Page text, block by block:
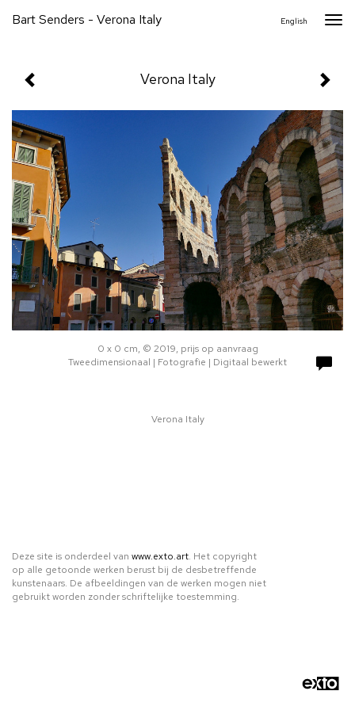
Bart Senders - Verona Italy English
Verona Italy
0 x 0 cm, © 2019, prijs op aanvraag
Tweedimensionaal | Fotografie | Digitaal bewerkt
Verona Italy
Deze site is onderdeel van www.exto.art. Het copyright
op alle getoonde werken berust bij de desbetreffende
kunstenaars. De afbeeldingen van de werken mogen niet
gebruikt worden zonder schriftelijke toestemming.